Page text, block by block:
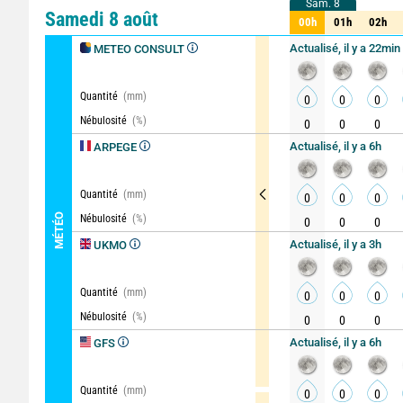
Comparateur détaillé
Samedi 8 août
MÉTÉO
METEO CONSULT
Quantité (mm)
Nébulosité (%)
ARPEGE
Quantité (mm)
Nébulosité (%)
UKMO
Quantité (mm)
Nébulosité (%)
GFS
Quantité (mm)
Sam. 8
00h 01h 02h
Sam. 8
00h 01h 02h
Actualisé, il y a 22min
0 0 0
0
0 0
Actualisé, il y a 6h
0 0 0
0
0 0
Actualisé, il y a 3h
0 0 0
0
0 0
Actualisé, il y a 6h
0 0 0